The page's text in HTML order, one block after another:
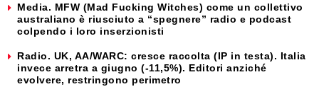
Media. MFW (Mad Fucking Witches) come un collettivo
australiano è riusciuto a “spegnere” radio e podcast
colpendo i loro inserzionisti
Radio. UK, AA/WARC: cresce raccolta (IP in testa). Italia
invece arretra a giugno (-11,5%). Editori anziché
evolvere, restringono perimetro